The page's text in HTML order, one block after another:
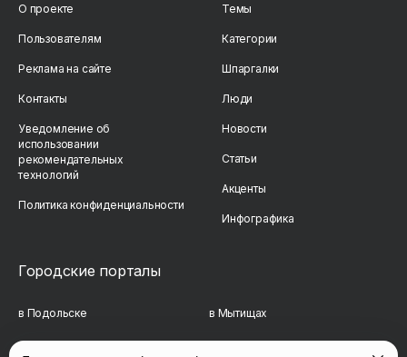
О проекте
Пользователям
Реклама на сайте
Контакты
Уведомление об
использовании
рекомендательных
технологий
Политика конфиденциальности
Темы
Категории
Шпаргалки
Люди
Новости
Статьи
Акценты
Инфографика
Городские порталы
в Подольске в Мытищах